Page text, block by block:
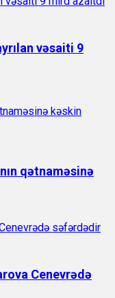
vəsaiti 9
qətnaməsinə
Cenevrədə